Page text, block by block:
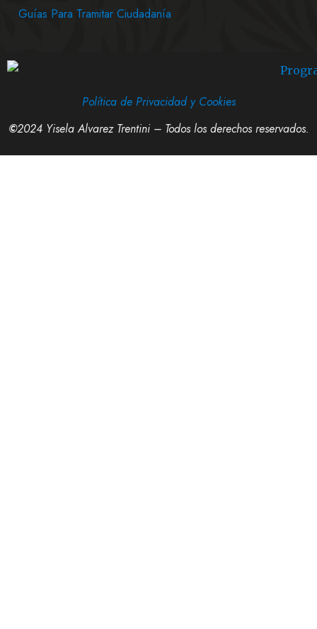
Guías Para Tramitar Ciudadanía
Política de Privacidad y Cookies
©2024 Yisela Alvarez Trentini – Todos los derechos reservados.